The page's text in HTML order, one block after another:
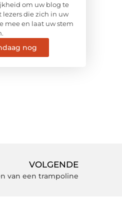
om uw blog te
die zich in uw
mee en laat uw stem
nog
VOLGENDE
van een trampoline